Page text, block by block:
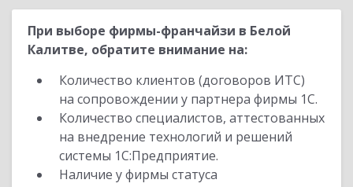
При выборе фирмы-франчайзи в Белой
Калитве, обратите внимание на:
Количество клиентов (договоров ИТС)
на сопровождении у партнера фирмы 1С.
Количество специалистов, аттестованных
на внедрение технологий и решений
системы 1С:Предприятие.
Наличие у фирмы статуса